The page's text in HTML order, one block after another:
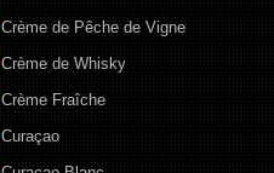
Crème de Pêche de Vigne
Crème de Whisky
Crème Fraîche
Curaçao